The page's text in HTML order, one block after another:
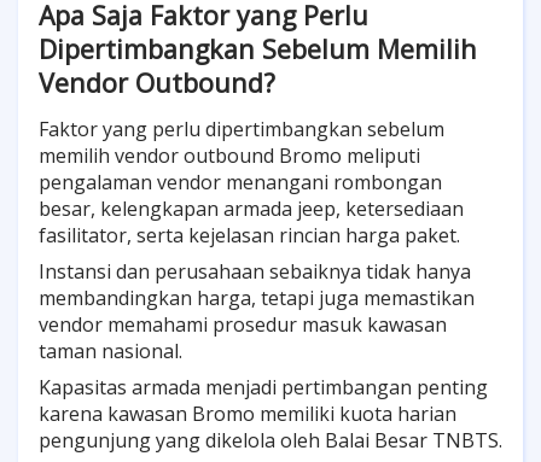
Apa Saja Faktor yang Perlu
Dipertimbangkan Sebelum Memilih
Vendor Outbound?
Faktor yang perlu dipertimbangkan sebelum
memilih vendor outbound Bromo meliputi
pengalaman vendor menangani rombongan
besar, kelengkapan armada jeep, ketersediaan
fasilitator, serta kejelasan rincian harga paket.
Instansi dan perusahaan sebaiknya tidak hanya
membandingkan harga, tetapi juga memastikan
vendor memahami prosedur masuk kawasan
taman nasional.
Kapasitas armada menjadi pertimbangan penting
karena kawasan Bromo memiliki kuota harian
pengunjung yang dikelola oleh Balai Besar TNBTS.